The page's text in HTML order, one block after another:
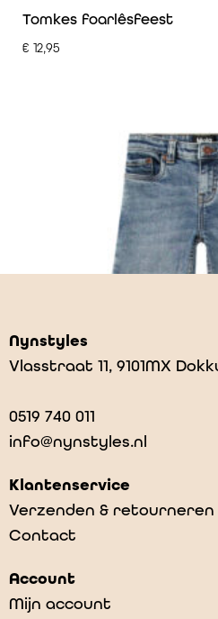
Tomkes foarlêsfeest
€ 12,95
€59,00
Nynstyles
Vlasstraat 11, 9101MX
0519 740 011
info@nynstyles.nl
Klantenservice
Verzenden & retourneren
Contact
Account
Mijn account